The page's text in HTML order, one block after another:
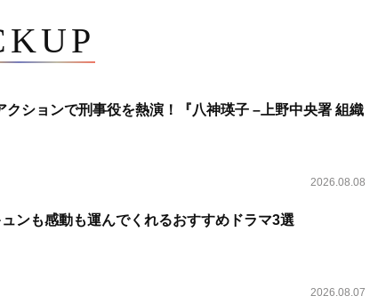
クションで刑事役を熱演！『八神瑛子 –上野中央署 組織
2026.08.08
ンも感動も運んでくれるおすすめドラマ3選
2026.08.07